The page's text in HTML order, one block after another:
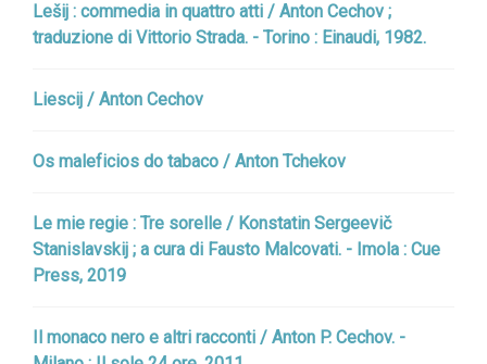
Lešij : commedia in quattro atti / Anton Cechov ;
traduzione di Vittorio Strada. - Torino : Einaudi, 1982.
Liescij / Anton Cechov
Os maleficios do tabaco / Anton Tchekov
Le mie regie : Tre sorelle / Konstatin Sergeevič
Stanislavskij ; a cura di Fausto Malcovati. - Imola : Cue
Press, 2019
Il monaco nero e altri racconti / Anton P. Cechov. -